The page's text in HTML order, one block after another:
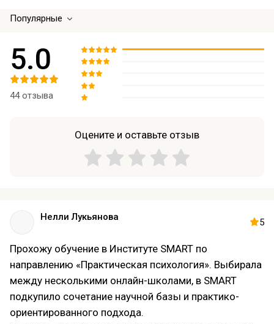
Популярные
5.0
44 отзыва
Оцените и оставьте отзыв
Нелли Лукьянова 5
Прохожу обучение в Институте SMART по
направлению «Практическая психология». Выбирала
между несколькими онлайн-школами, в SMART
подкупило сочетание научной базы и практико-
ориентированного подхода.